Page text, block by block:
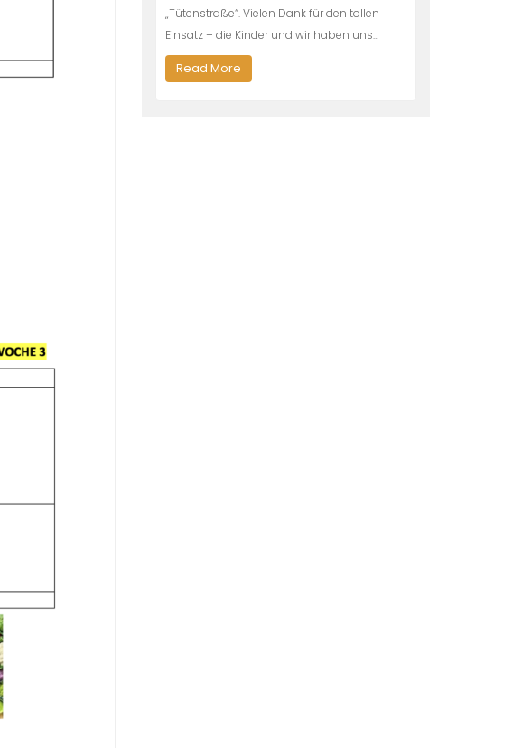
„Tütenstraße“. Vielen Dank für den tollen
Einsatz – die Kinder und wir haben uns…
Read More